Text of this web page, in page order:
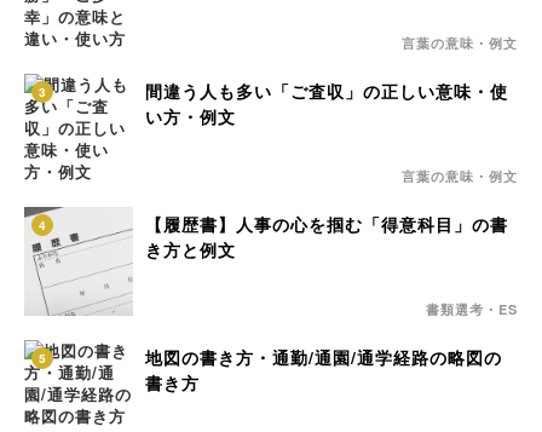
言葉の意味・例文
3
間違う人も多い「ご査収」の正しい意味・使
い方・例文
言葉の意味・例文
4
【履歴書】人事の心を掴む「得意科目」の書
き方と例文
書類選考・ES
5
地図の書き方・通勤/通園/通学経路の略図の
書き方